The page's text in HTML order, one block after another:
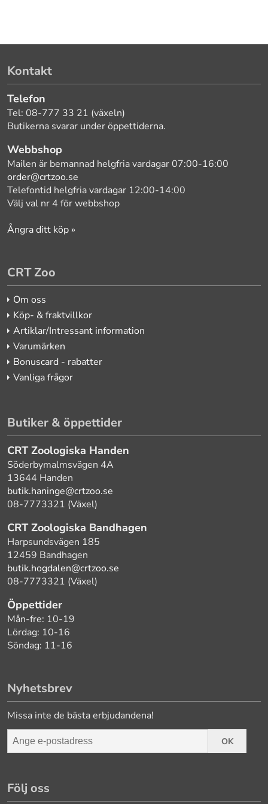
Kontakt
Telefon
Tel: 08-777 33 21 (växeln)
Butikerna svarar under öppettiderna.
Webbshop
Mailen är bemannad helgfria vardagar 07:00-16:00
order@crtzoo.se
Telefontid helgfria vardagar 12:00-14:00
Välj val nr 4 för webbshop
Ångra ditt köp »
CRT Zoo
Om oss
Köp- & fraktvillkor
Artiklar/Intressant information
Varumärken
Bonuscard - rabatter
Vanliga frågor
Butiker & öppettider
CRT Zoologiska Handen
Söderbymalmsvägen 4A
13644 Handen
butik.haninge@crtzoo.se
08-7773321 (Växel)
CRT Zoologiska Bandhagen
Harpsundsvägen 185
12459 Bandhagen
butik.hogdalen@crtzoo.se
08-7773321 (Växel)
Öppettider
Mån-fre: 10-19
Lördag: 10-16
Söndag: 11-16
Nyhetsbrev
Missa inte de bästa erbjudandena!
OK
Följ oss